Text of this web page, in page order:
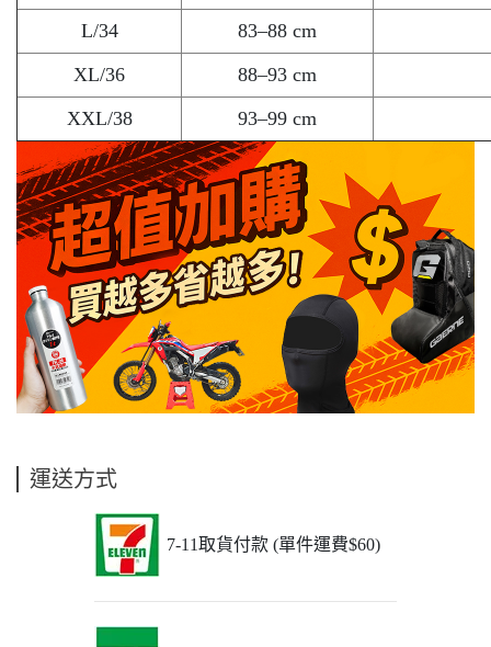
L/34
83–88 cm
XL/36
88–93 cm
XXL/38
93–99 cm
運送方式
7-11取貨付款 (單件運費$60)